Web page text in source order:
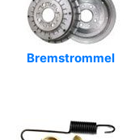
Bremstrommel